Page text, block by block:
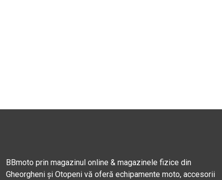
BBmoto prin magazinul online & magazinele fizice din
Gheorgheni și Otopeni vă oferă echipamente moto, accesorii